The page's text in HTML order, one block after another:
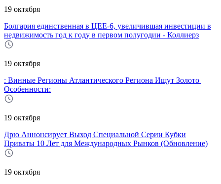
19 октября
Болгария единственная в ЦЕЕ-6, увеличившая инвестиции в
недвижимость год к году в первом полугодии - Коллиерз
19 октября
: Винные Регионы Атлантического Региона Ищут Золото |
Особенности:
19 октября
Дрю Аннонсирует Выход Специальной Серии Кубки
Приваты 10 Лет для Международных Рынков (Обновление)
19 октября